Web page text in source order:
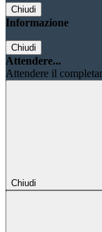
Chiudi
Informazione
Chiudi
Attendere...
Attendere il
Chiudi